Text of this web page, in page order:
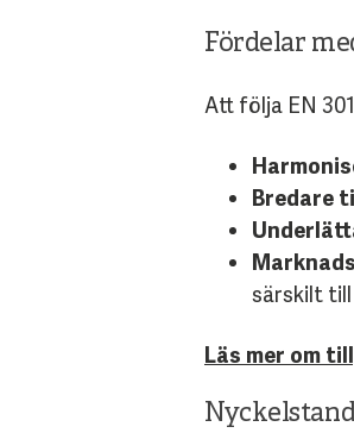
Fördelar
Att följa EN
Bredare
särskilt
Läs mer om